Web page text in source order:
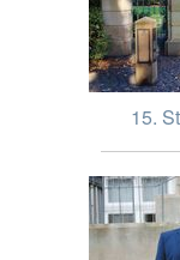
15.